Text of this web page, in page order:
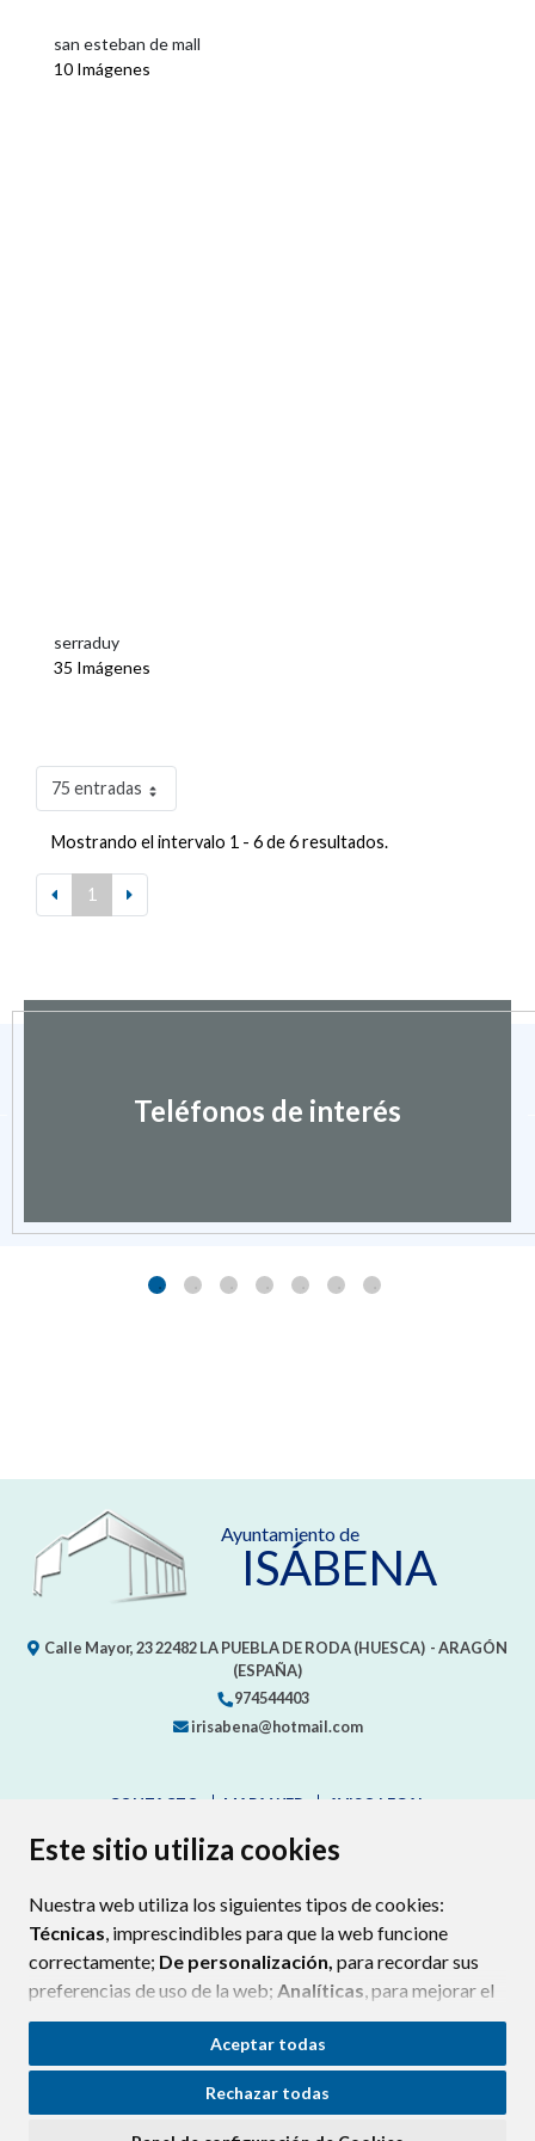
Este sitio utiliza cookies
Nuestra web utiliza los siguientes tipos de cookies:
Técnicas, imprescindibles para que la web funcione
correctamente; De personalización, para recordar sus
preferencias de uso de la web; Analíticas, para mejorar el
funcionamiento de la web y sus servicios.
Si acepta pulsando el botón“Aceptar todas”
consideramos que acepta su uso. Si pulsa el botón
Aceptar todas
Rechazar todas
san esteban de mall
10 Imágenes
serraduy
35 Imágenes
75 entradas
Mostrando el intervalo 1 - 6 de 6 resultados.
1
Teléfonos de interés
Ayuntamiento de
ISÁBENA
Calle Mayor, 2322482LA PUEBLA DE RODA (HUESCA) - ARAGÓN
(ESPAÑA)
974544403
irisabena@hotmail.com
CONTACTO MAPA WEB
AVISO LEGAL
PROTECCIÓN DE DATOS
POLÍTICA DE COOKIES